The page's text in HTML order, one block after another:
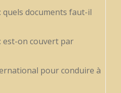
documents faut-il
est-on couvert par
pour conduire à